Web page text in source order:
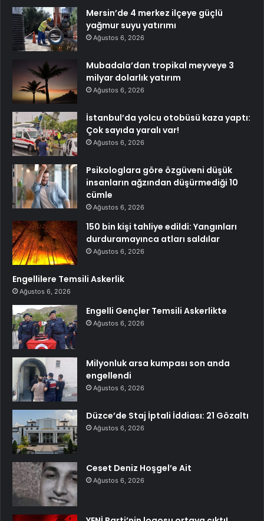
Mersin’de 4 merkez ilçeye güçlü
yağmur suyu yatırımı
Ağustos 6, 2026
Mubadala’dan tropikal meyveye 3
milyar dolarlık yatırım
Ağustos 6, 2026
İstanbul’da yolcu otobüsü kaza yaptı:
Çok sayıda yaralı var!
Ağustos 6, 2026
Psikologlara göre özgüveni düşük
insanların ağzından düşürmediği 10
cümle
Ağustos 6, 2026
150 bin kişi tahliye edildi: Yangınları
durduramayınca atları saldılar
Ağustos 6, 2026
Engellilere Temsili Askerlik
Ağustos 6, 2026
Engelli Gençler Temsili Askerlikte
Ağustos 6, 2026
Milyonluk arsa kumpası son anda
engellendi
Ağustos 6, 2026
Düzce’de Staj İptali İddiası: 21 Gözaltı
Ağustos 6, 2026
Ceset Deniz Hoşgel’e Ait
Ağustos 6, 2026